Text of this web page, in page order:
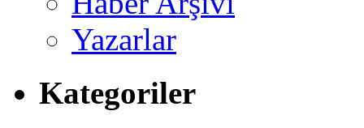
Yazarlar
Kategoriler